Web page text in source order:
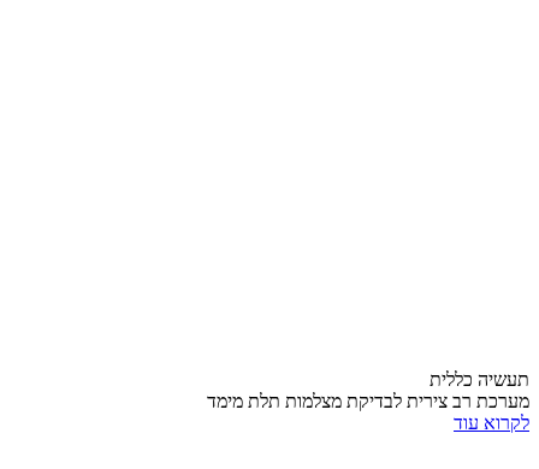
תעשיה כללית
מערכת רב צירית לבדיקת מצלמות תלת מימד
לקרוא עוד